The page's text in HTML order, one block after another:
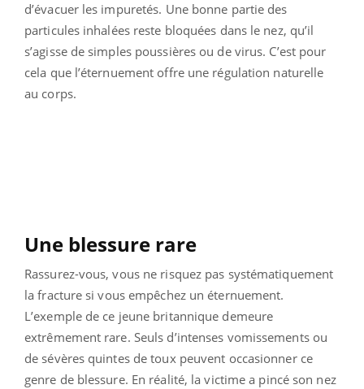
d’évacuer les impuretés. Une bonne partie des
particules inhalées reste bloquées dans le nez, qu’il
s’agisse de simples poussières ou de virus. C’est pour
cela que l’éternuement offre une régulation naturelle
au corps.
Une blessure rare
Rassurez-vous, vous ne risquez pas systématiquement
la fracture si vous empêchez un éternuement.
L’exemple de ce jeune britannique demeure
extrêmement rare. Seuls d’intenses vomissements ou
de sévères quintes de toux peuvent occasionner ce
genre de blessure. En réalité, la victime a pincé son nez